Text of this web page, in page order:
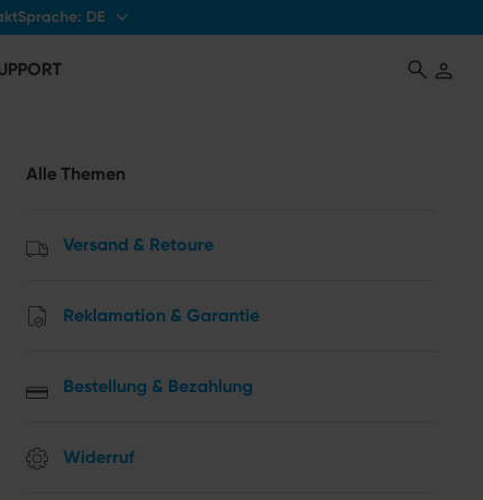
Sprache: DE
Alle Themen
Versand & Retoure
Reklamation & Garantie
Bestellung & Bezahlung
Widerruf